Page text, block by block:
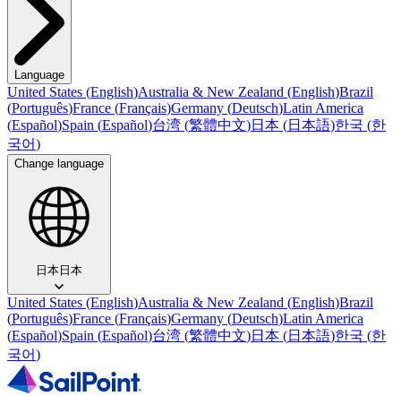
Language
United States (English)Australia & New Zealand (English)Brazil
(Português)France (Français)Germany (Deutsch)Latin America
(Español)Spain (Español)台湾 (繁體中文)日本 (日本語)한국 (한
국어)
Change language
日本日本
United States (English)Australia & New Zealand (English)Brazil
(Português)France (Français)Germany (Deutsch)Latin America
(Español)Spain (Español)台湾 (繁體中文)日本 (日本語)한국 (한
국어)